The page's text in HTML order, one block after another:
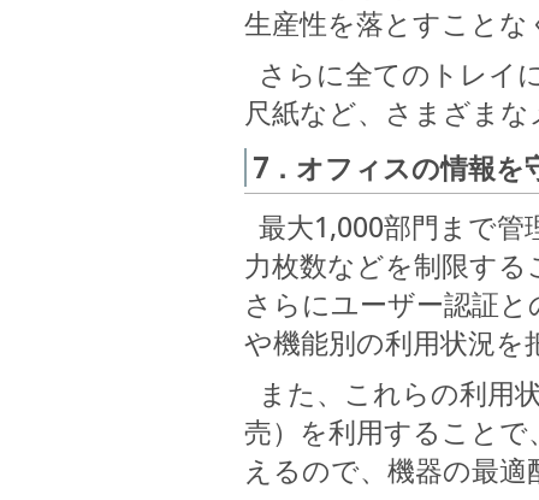
生産性を落とすこと
さらに全てのトレイ
尺紙など、さまざま
7．オフィスの情報
最大1,000部門まで管
力枚数などを制限す
さらにユーザー認証
や機能別の利用状況
また、これらの利用
売）を利用すること
えるので、機器の最